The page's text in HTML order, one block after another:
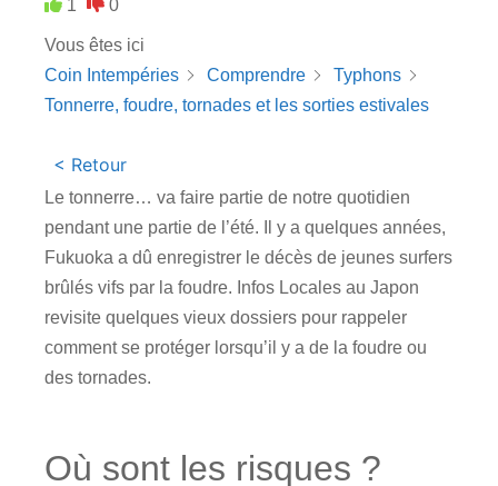
1 0
Vous êtes ici
Coin Intempéries
Comprendre
Typhons
Tonnerre, foudre, tornades et les sorties estivales
< Retour
Le tonnerre… va faire partie de notre quotidien
pendant une partie de l’été. Il y a quelques années,
Fukuoka a dû enregistrer le décès de jeunes surfers
brûlés vifs par la foudre. Infos Locales au Japon
revisite quelques vieux dossiers pour rappeler
comment se protéger lorsqu’il y a de la foudre ou
des tornades.
Où sont les risques ?